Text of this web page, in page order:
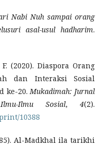
Nabi Nuh sampai orang
asal-usul hadharim.
(2020). Diaspora Orang
dan Interaksi Sosial
ke-20. Mukadimah: Jurnal
Ilmu Sosial, 4(2).
10388
Al-Madkhal ila tarikhi